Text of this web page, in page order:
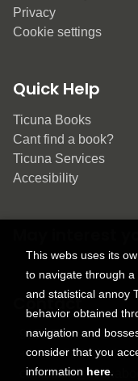
Privacy
Cookie settings
Quick Help
Ticuna Books
Cant find a book?
Ticuna Services
Accesibility
Contact
9150 Tahoma St.
+1 614-707-9934
This webs uses its
to navigate through
and statistical annoy
behavior obtained
navigation and
consider that you
information here